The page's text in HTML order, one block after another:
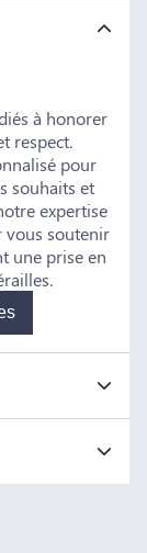
à honorer
respect.
pour
souhaits et
expertise
vous soutenir
une prise en